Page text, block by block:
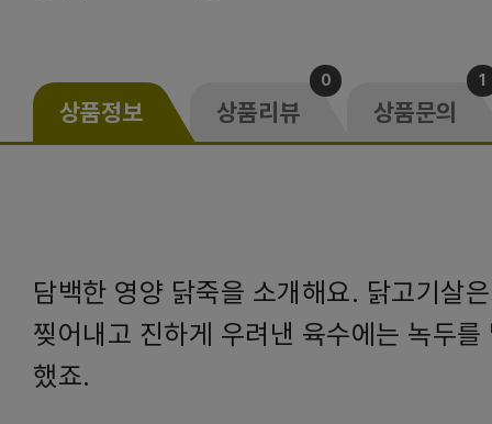
상품정보 상품리뷰
0
상품문의
1
담백한 영양 닭죽을 소개해요. 닭고기살
찢어내고 진하게 우려낸 육수에는 녹두를
했죠.